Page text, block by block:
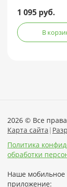
1 095 руб.
В
2026 © Все
Карта сайта |
Политика
обработки
Наше мобильное
приложение: